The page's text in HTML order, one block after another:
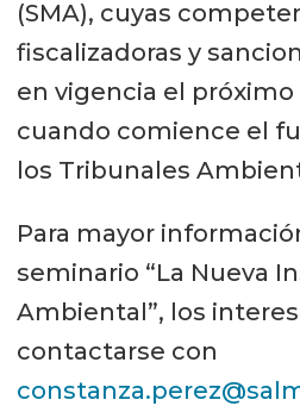
(SMA), cuyas
fiscalizadoras y
en vigencia el
cuando comience el
los Tribunales
Para mayor
seminario “La Nueva
Ambiental”, los
contactarse con